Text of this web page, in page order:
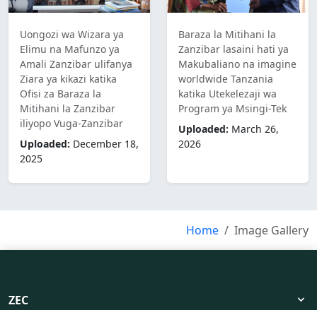
Uongozi wa Wizara ya
Elimu na Mafunzo ya
Amali Zanzibar ulifanya
Ziara ya kikazi katika
Ofisi za Baraza la
Mitihani la Zanzibar
iliyopo Vuga-Zanzibar
Uploaded: December 18,
2025
Baraza la Mitihani la
Zanzibar lasaini hati ya
Makubaliano na imagine
worldwide Tanzania
katika Utekelezaji wa
Program ya Msingi-Tek
Uploaded: March 26,
2026
Home Image Gallery
ZEC expand_more